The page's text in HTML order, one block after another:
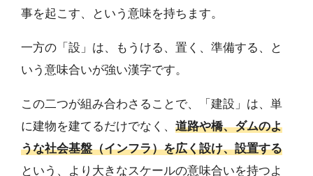
事を起こす、という意味を持ちます。
一方の「設」は、もうける、置く、準備する、と
いう意味合いが強い漢字です。
この二つが組み合わさることで、「建設」は、単
に建物を建てるだけでなく、 道路や橋、ダムのよ
うな社会基盤（インフラ）を広く設け、設置する
という、より大きなスケールの意味合いを持つよ